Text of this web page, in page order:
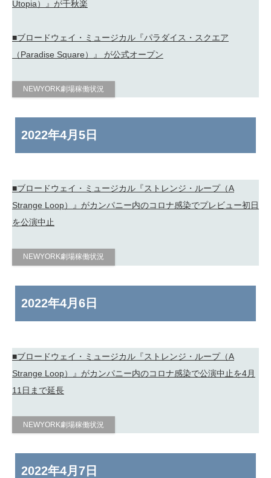
Utopia）』が千秋楽
■ブロードウェイ・ミュージカル『パラダイス・スクエア
（Paradise Square）』 が公式オープン
NEWYORK劇場稼働状況
2022年4月5日
■ブロードウェイ・ミュージカル『ストレンジ・ループ（A
Strange Loop）』がカンパニー内のコロナ感染でプレビュー初日
を公演中止
NEWYORK劇場稼働状況
2022年4月6日
■ブロードウェイ・ミュージカル『ストレンジ・ループ（A
Strange Loop）』がカンパニー内のコロナ感染で公演中止を4月
11日まで延長
NEWYORK劇場稼働状況
2022年4月7日